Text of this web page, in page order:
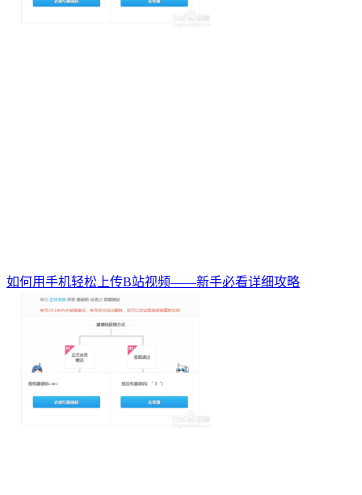
如何用手机轻松上传B站视频——新手必看详细攻略